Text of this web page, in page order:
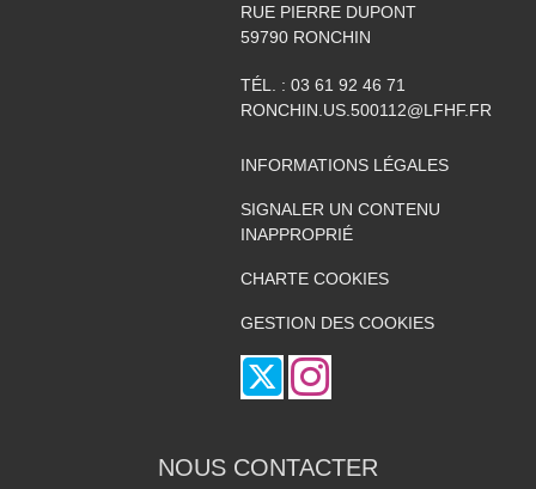
RUE PIERRE DUPONT
59790 RONCHIN
TÉL. : 03 61 92 46 71
RONCHIN.US.500112@LFHF.FR
INFORMATIONS LÉGALES
SIGNALER UN CONTENU
INAPPROPRIÉ
CHARTE COOKIES
GESTION DES COOKIES
NOUS CONTACTER